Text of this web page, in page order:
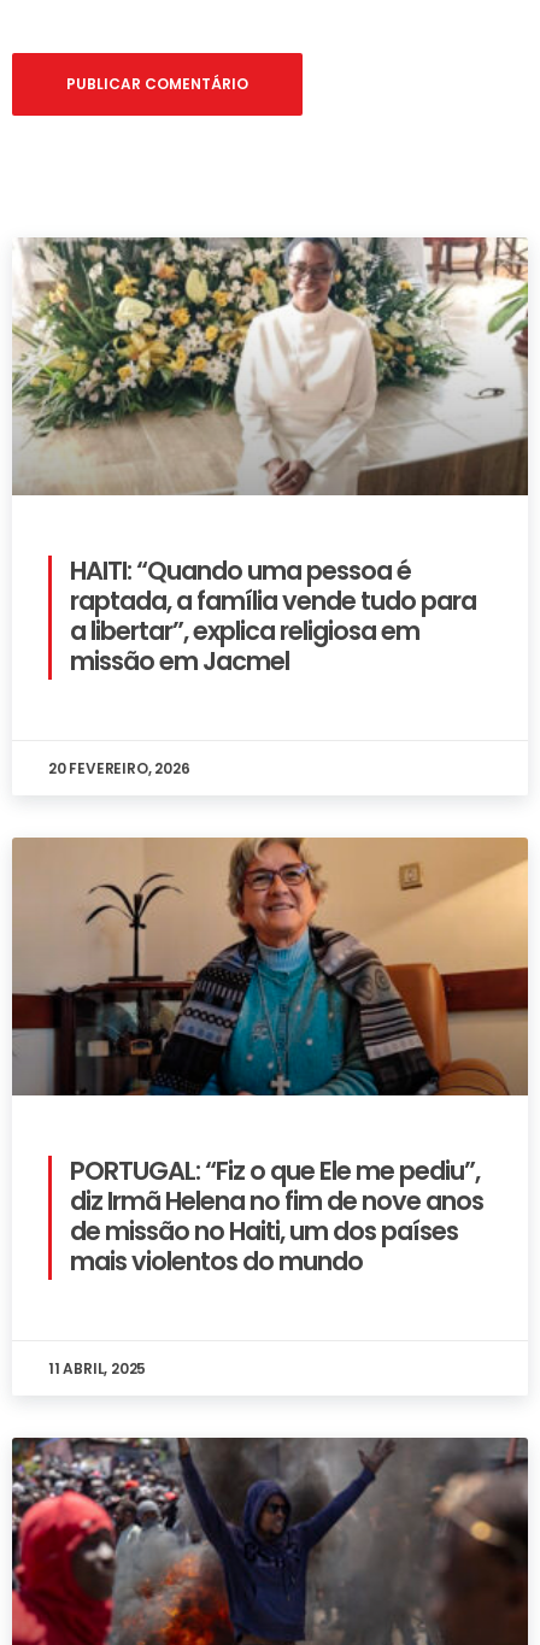
HAITI: “Quando uma pessoa é
raptada, a família vende tudo para
a libertar”, explica religiosa em
missão em Jacmel
20 FEVEREIRO, 2026
PORTUGAL: “Fiz o que Ele me pediu”,
diz Irmã Helena no fim de nove anos
de missão no Haiti, um dos países
mais violentos do mundo
11 ABRIL, 2025